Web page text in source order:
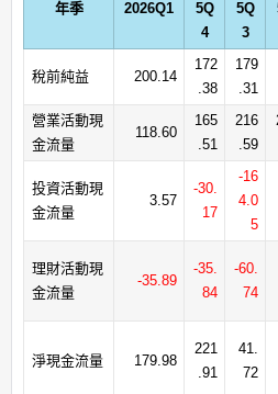
年季 2026Q1
5Q
4
5Q
3
稅前純益 200.14
172
.38
179
.31
營業活動現
金流量
118.60
165
.51
216
.59
投資活動現
金流量
3.57
-30.
17
-16
4.0
5
理財活動現
金流量
-35.89
-35.
84
-60.
74
淨現金流量 179.98
221
.91
41.
72